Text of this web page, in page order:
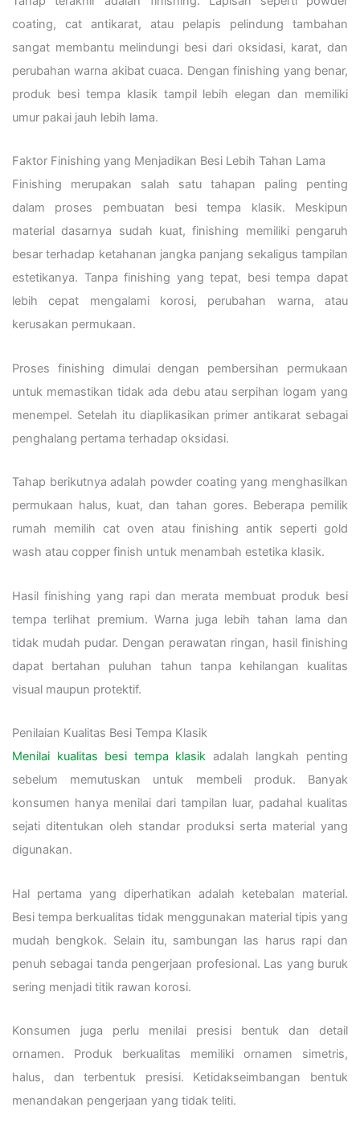
coating, cat antikarat, atau pelapis pelindung tambahan
sangat membantu melindungi besi dari oksidasi, karat, dan
perubahan warna akibat cuaca. Dengan finishing yang benar,
produk besi tempa klasik tampil lebih elegan dan memiliki
umur pakai jauh lebih lama.
Faktor Finishing yang Menjadikan Besi Lebih Tahan Lama
Finishing merupakan salah satu tahapan paling penting
dalam proses pembuatan besi tempa klasik. Meskipun
material dasarnya sudah kuat, finishing memiliki pengaruh
besar terhadap ketahanan jangka panjang sekaligus tampilan
estetikanya. Tanpa finishing yang tepat, besi tempa dapat
lebih cepat mengalami korosi, perubahan warna, atau
kerusakan permukaan.
Proses finishing dimulai dengan pembersihan permukaan
untuk memastikan tidak ada debu atau serpihan logam yang
menempel. Setelah itu diaplikasikan primer antikarat sebagai
penghalang pertama terhadap oksidasi.
Tahap berikutnya adalah powder coating yang menghasilkan
permukaan halus, kuat, dan tahan gores. Beberapa pemilik
rumah memilih cat oven atau finishing antik seperti gold
wash atau copper finish untuk menambah estetika klasik.
Hasil finishing yang rapi dan merata membuat produk besi
tempa terlihat premium. Warna juga lebih tahan lama dan
tidak mudah pudar. Dengan perawatan ringan, hasil finishing
dapat bertahan puluhan tahun tanpa kehilangan kualitas
visual maupun protektif.
Penilaian Kualitas Besi Tempa Klasik
Menilai kualitas besi tempa klasik adalah langkah penting
sebelum memutuskan untuk membeli produk. Banyak
konsumen hanya menilai dari tampilan luar, padahal kualitas
sejati ditentukan oleh standar produksi serta material yang
digunakan.
Hal pertama yang diperhatikan adalah ketebalan material.
Besi tempa berkualitas tidak menggunakan material tipis yang
mudah bengkok. Selain itu, sambungan las harus rapi dan
penuh sebagai tanda pengerjaan profesional. Las yang buruk
sering menjadi titik rawan korosi.
Konsumen juga perlu menilai presisi bentuk dan detail
ornamen. Produk berkualitas memiliki ornamen simetris,
halus, dan terbentuk presisi. Ketidakseimbangan bentuk
menandakan pengerjaan yang tidak teliti.